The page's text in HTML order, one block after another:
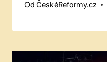
Od ČeskéReformy.cz